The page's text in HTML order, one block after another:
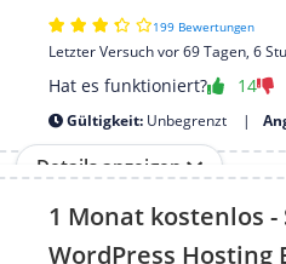
199 Bewertungen
Letzter Versuch vor 69 Tagen, 6
Hat es funktioniert? 14
Gültigkeit: Unbegrenzt
Details anzeigen
1 Monat kostenlos -
WordPress Hosting